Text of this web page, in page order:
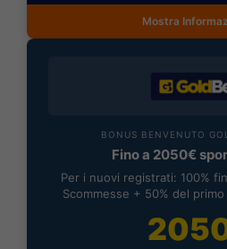
Mostra
BONUS BENVENUTO
Fino a 2050€
Per i nuovi registrati: 100%
Scommesse + 50% del